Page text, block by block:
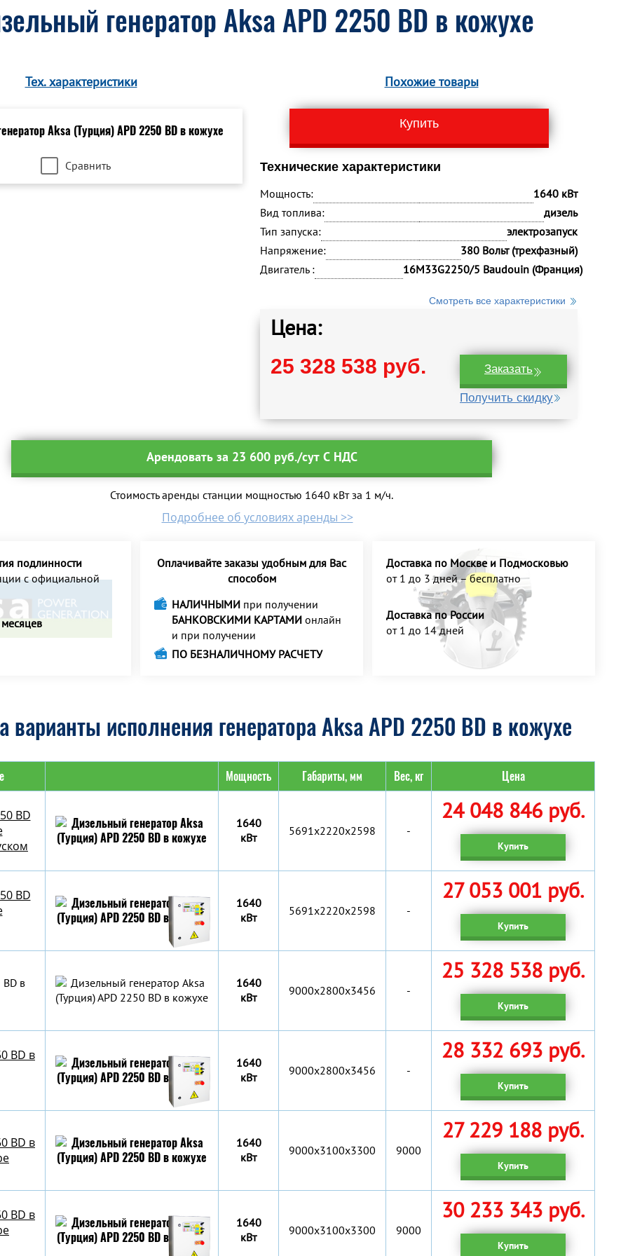
генератор Aksa APD 2250 BD в кожухе
Тех. характеристики Похожие товары
Сравнить
Купить
Технические характеристики
Мощность:
1640 кВт
Вид топлива:
дизель
Тип запуска:
электрозапуск
Напряжение:
380 Вольт (трехфазный)
Двигатель :
16M33G2250/5 Baudouin (Франция)
Смотреть все характеристики
Цена:
25 328 538 руб. Заказать
Получить скидку
Арендовать за 23 600 руб./сут С НДС
Стоимость аренды станции мощностью 1640 кВт за 1 м/ч.
Подробнее об условиях аренды >>
подлинности
с официальной
Оплачивайте заказы удобным для Вас
способом
НАЛИЧНЫМИ при получении
БАНКОВСКИМИ КАРТАМИ онлайн
и при получении
ПО БЕЗНАЛИЧНОМУ РАСЧЕТУ
Доставка по Москве и Подмосковью
от 1 до 3 дней – бесплатно
Доставка по России
от 1 до 14 дней
исполнения генератора Aksa APD 2250 BD в кожухе
Мощность Габариты, мм Вес, кг Цена
BD
1640
кВт
5691x2220x2598 -
24 048 846 руб.
Купить
BD
1640
кВт
5691x2220x2598 -
27 053 001 руб.
Купить
BD в
1640
кВт
9000x2800x3456 -
25 328 538 руб.
Купить
BD в
1640
кВт
9000x2800x3456 -
28 332 693 руб.
Купить
BD в
1640
кВт
9000х3100х3300 9000
27 229 188 руб.
Купить
BD в
1640
кВт
9000х3100х3300 9000
30 233 343 руб.
Купить